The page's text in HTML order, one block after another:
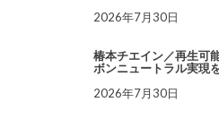
2026年7月30日
椿本チエイン／再生可
ボンニュートラル実現
2026年7月30日